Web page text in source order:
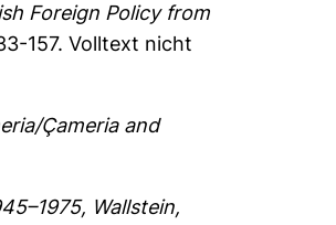
Foreign Policy from
157.Volltext nicht
Çameria and
Wallstein,